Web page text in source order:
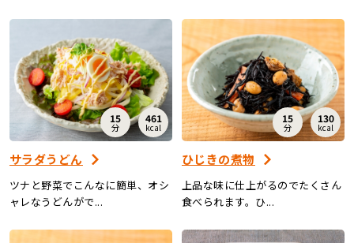
15
分
461
kcal
サラダうどん
ツナと野菜でこんなに簡単、オシ
ャレなうどんがで...
15
分
130
kcal
ひじきの煮物
上品な味に仕上がるのでたくさん
食べられます。ひ...